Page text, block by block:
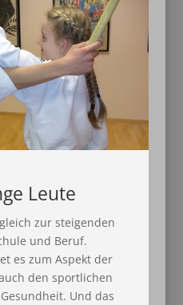
Leute
zur steigenden
und Beruf.
es zum Aspekt der
den sportlichen
Und das